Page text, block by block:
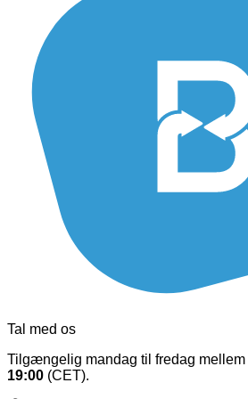
Tal med os
Tilgængelig mandag til fredag mellem
19:00 (CET).